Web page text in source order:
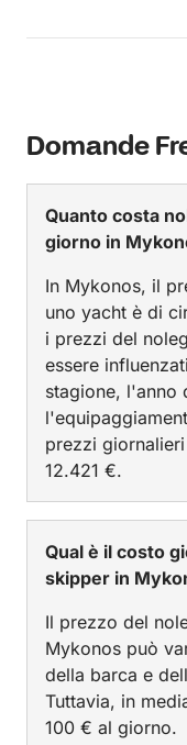
selezionate da lui
Se dovessimo
Domande
Quanto costa
giorno in
In Mykonos, il
uno yacht è di
i prezzi del
essere
stagione, l'anno
prezzi
12.421 €.
Qual è il costo
skipper in
Il prezzo del
Mykonos può
della barca e
Tuttavia, in
100 € al giorno.